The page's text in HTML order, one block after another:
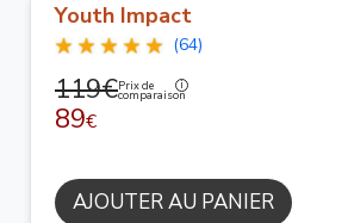
Youth Impact
(64)
119€Prix de
comparaison
89€
AJOUTER AU PANIER